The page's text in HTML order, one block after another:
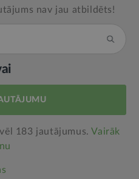
nav jau atbildēts!
183 jautājumus.Vairāk